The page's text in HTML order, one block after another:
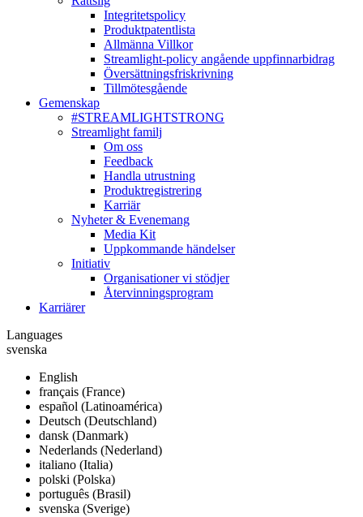
Integritetspolicy
Produktpatentlista
Allmänna Villkor
Streamlight-policy angående uppfinnarbidrag
Översättningsfriskrivning
Tillmötesgående
Gemenskap
#STREAMLIGHTSTRONG
Streamlight familj
Om oss
Feedback
Handla utrustning
Produktregistrering
Karriär
Nyheter & Evenemang
Media Kit
Uppkommande händelser
Initiativ
Organisationer vi stödjer
Återvinningsprogram
Karriärer
Languages
svenska
English
français (France)
español (Latinoamérica)
Deutsch (Deutschland)
dansk (Danmark)
Nederlands (Nederland)
italiano (Italia)
polski (Polska)
português (Brasil)
svenska (Sverige)